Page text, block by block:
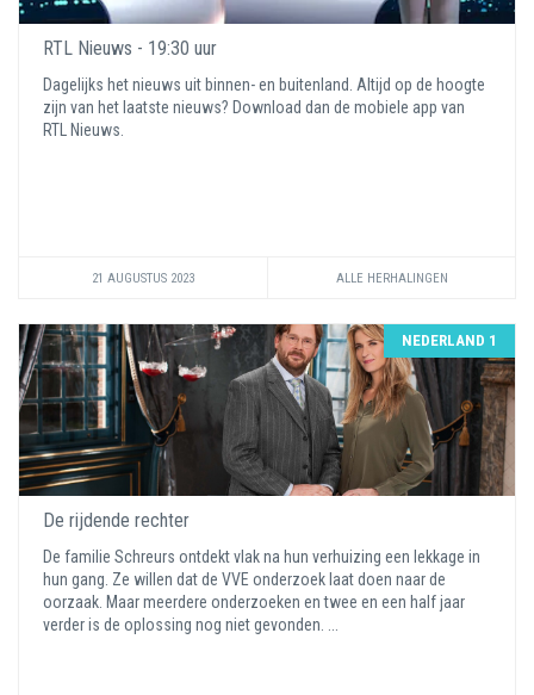
RTL Nieuws - 19:30 uur
Dagelijks het nieuws uit binnen- en buitenland. Altijd op de hoogte
zijn van het laatste nieuws? Download dan de mobiele app van
RTL Nieuws.
21 AUGUSTUS 2023 ALLE HERHALINGEN
NEDERLAND 1
De rijdende rechter
De familie Schreurs ontdekt vlak na hun verhuizing een lekkage in
hun gang. Ze willen dat de VVE onderzoek laat doen naar de
oorzaak. Maar meerdere onderzoeken en twee en een half jaar
verder is de oplossing nog niet gevonden. ...